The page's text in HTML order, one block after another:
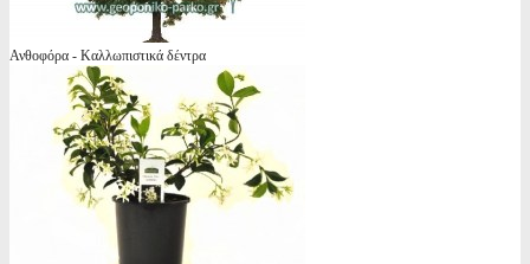
Ανθοφόρα - Καλλωπιστικά δέντρα